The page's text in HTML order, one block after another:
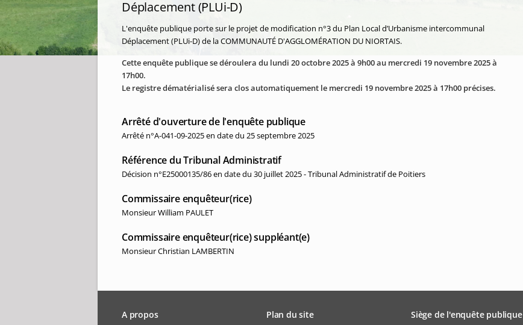
Déplacement (PLUi-D)
L'enquête publique porte sur le projet de modification n°3 du Plan Local d’Urbanisme intercommunal
Déplacement (PLUi-D) de la COMMUNAUTÉ D'AGGLOMÉRATION DU NIORTAIS.
Cette enquête publique se déroulera du lundi 20 octobre 2025 à 9h00 au mercredi 19 novembre 2025 à
17h00.
Le registre dématérialisé sera clos automatiquement le mercredi 19 novembre 2025 à 17h00 précises.
Arrêté d'ouverture de l'enquête publique
Arrêté n°A-041-09-2025 en date du 25 septembre 2025
Référence du Tribunal Administratif
Décision n°E25000135/86 en date du 30 juillet 2025 - Tribunal Administratif de Poitiers
Commissaire enquêteur(rice)
Monsieur William PAULET
Commissaire enquêteur(rice) suppléant(e)
Monsieur Christian LAMBERTIN
A propos Plan du site Siège de l'enquête publique